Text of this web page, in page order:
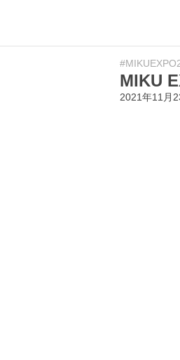
MIKU
2021年11月